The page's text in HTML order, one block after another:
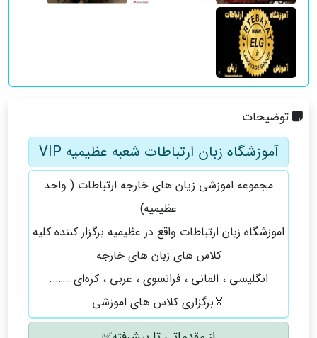
توضیحات
آموزشگاه زبان ارتباطات شعبه عظیمیه VIP
مجموعه اموزشی زیان های خارجه ارتباطات ( واحد
عظیمیه)
اموزشگاه زبان ارتباطات واقع در عظیمیه برگزار کننده کلیه
کلاس های زبان های خارجه
انگلیسی ، المانی ، فرانسوی ، عربی ، کره‌ای ……..
🏅برگزاری کلاس های اموزشی